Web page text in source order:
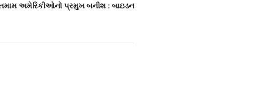
અમેરિકીઓનો પ્રમુખ બનીશ : બાઇડન